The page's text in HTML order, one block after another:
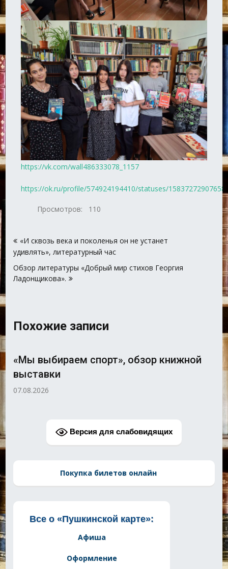
https://vk.com/wall486333078_1157
https://ok.ru/profile/574924194410/statuses/
Просмотров: 110
по
записям
«И сквозь века и поколенья он не устанет
удивлять», литературный час
Обзор литературы «Добрый мир стихов Георгия
Ладонщикова».
Похожие записи
«Мы выбираем спорт», обзор книжной
выставки
07.08.2026
Версия для слабовидящих
Покупка билетов онлайн
Все о «Пушкинской карте»:
Афиша
Оформление